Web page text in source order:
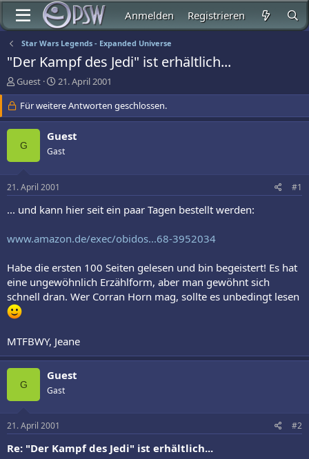
Anmelden Registrieren
Star Wars Legends - Expanded Universe
"Der Kampf des Jedi" ist erhältlich...
E
r
s
t
e
Guest
E
r
s
t
l
l
m
21. April 2001
Für weitere Antworten geschlossen.
G
Guest
Gast
21. April 2001 #1
... und kann hier seit ein paar Tagen bestellt werden:
www.amazon.de/exec/obidos...68-3952034
Habe die ersten 100 Seiten gelesen und bin begeistert! Es hat
eine ungewöhnlich Erzählform, aber man gewöhnt sich
schnell dran. Wer Corran Horn mag, sollte es unbedingt lesen
MTFBWY, Jeane
G
Guest
Gast
21. April 2001 #2
Re: "Der Kampf des Jedi" ist erhältlich...